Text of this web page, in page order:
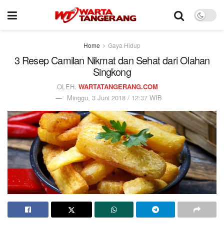
Home Gaya Hidup
3 Resep Camilan Nikmat dan Sehat dari Olahan
Singkong
OLEH: WARTATANGERANG.COM
Minggu, 3 Juni 2018 / 12:37 WIB